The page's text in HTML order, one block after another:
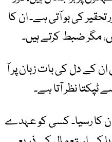
کی بو آتی ہے۔ ان کا
مگر ضبط کرتے ہیں۔
کے دل کی بات زبان پر آ
نظر آتا ہے۔
کا رسیا۔ کسی کو عہدے